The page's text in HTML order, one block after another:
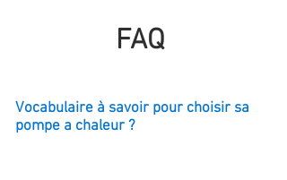
FAQ
Vocabulaire à savoir pour choisir sa
pompe a chaleur ?